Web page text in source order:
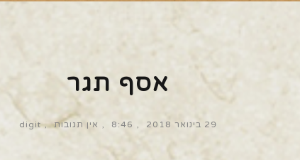
אסף תגר
29 בינואר 2018 8:46 אין תגובות digit